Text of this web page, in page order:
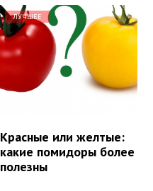
ЛУЧШЕЕ
Красные или желтые:
какие помидоры более
полезны